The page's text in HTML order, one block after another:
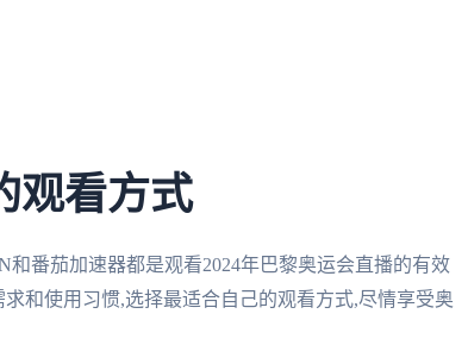
观看方式
番茄加速器都是观看2024年巴黎奥运会直播的有效
和使用习惯,选择最适合自己的观看方式,尽情享受奥